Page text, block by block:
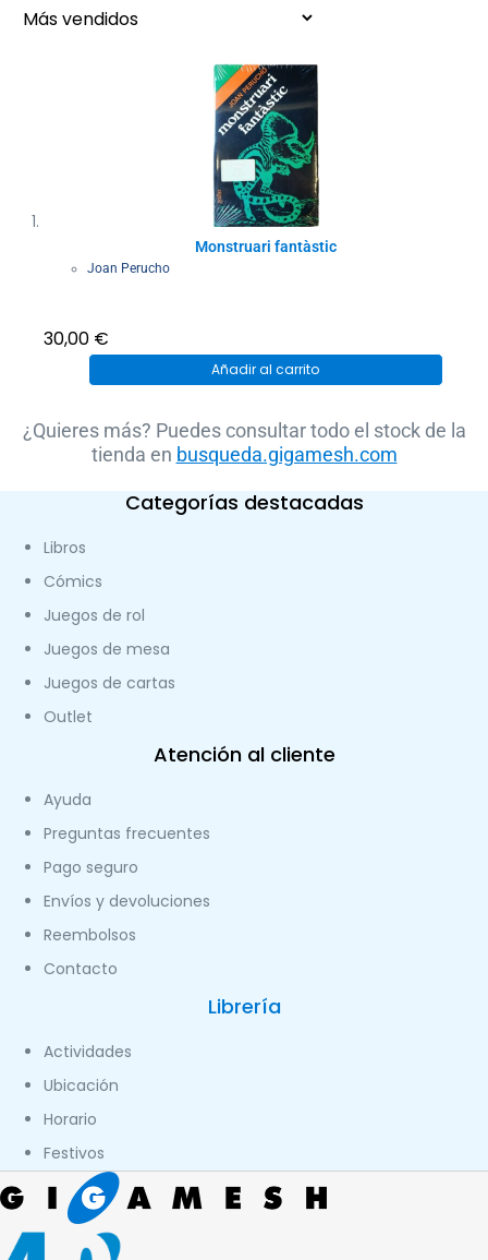
Monstruari fantàstic
Joan Perucho
30,00 €
Añadir al carrito
¿Quieres más? Puedes consultar todo el stock de la
tienda en busqueda.gigamesh.com
Categorías destacadas
Libros
Cómics
Juegos de rol
Juegos de mesa
Juegos de cartas
Outlet
Atención al cliente
Ayuda
Preguntas frecuentes
Pago seguro
Envíos y devoluciones
Reembolsos
Contacto
Librería
Actividades
Ubicación
Horario
Festivos